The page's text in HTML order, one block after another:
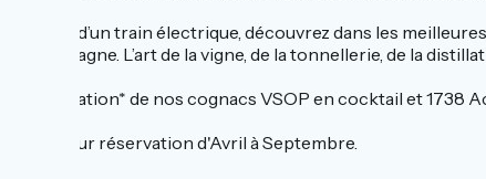
À bord d’un train électrique, découvrez dans les
Champagne. L’art de la vigne, de la tonnellerie, de la
Dégustation* de nos cognacs VSOP en cocktail et 1738
Visite sur réservation d'Avril à Septembre.